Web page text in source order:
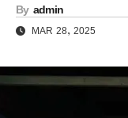
By admin
MAR 28, 2025